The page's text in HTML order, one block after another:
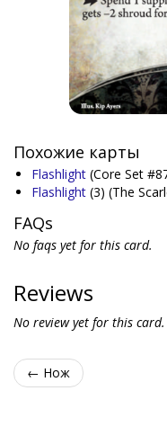
Похожие карты
Flashlight (Core Set
Flashlight (3) (The
FAQs
No faqs yet for this card.
Reviews
No review yet for this card.
← Нож